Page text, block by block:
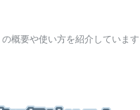
の概要や使い方を紹介しています